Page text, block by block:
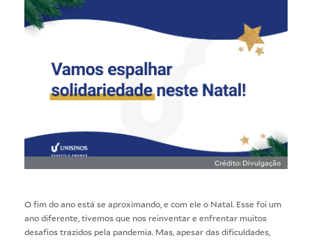
Crédito: Divulgação
O fim do ano está se aproximando, e com ele o Natal. Esse foi um
ano diferente, tivemos que nos reinventar e enfrentar muitos
desafios trazidos pela pandemia. Mas, apesar das dificuldades,